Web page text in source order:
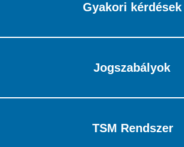
Gyakori kérdések
Jogszabályok
TSM Rendszer